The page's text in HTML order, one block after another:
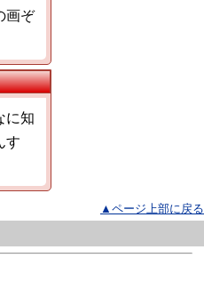
画ぞ
に知
す
▲ページ上部に戻る